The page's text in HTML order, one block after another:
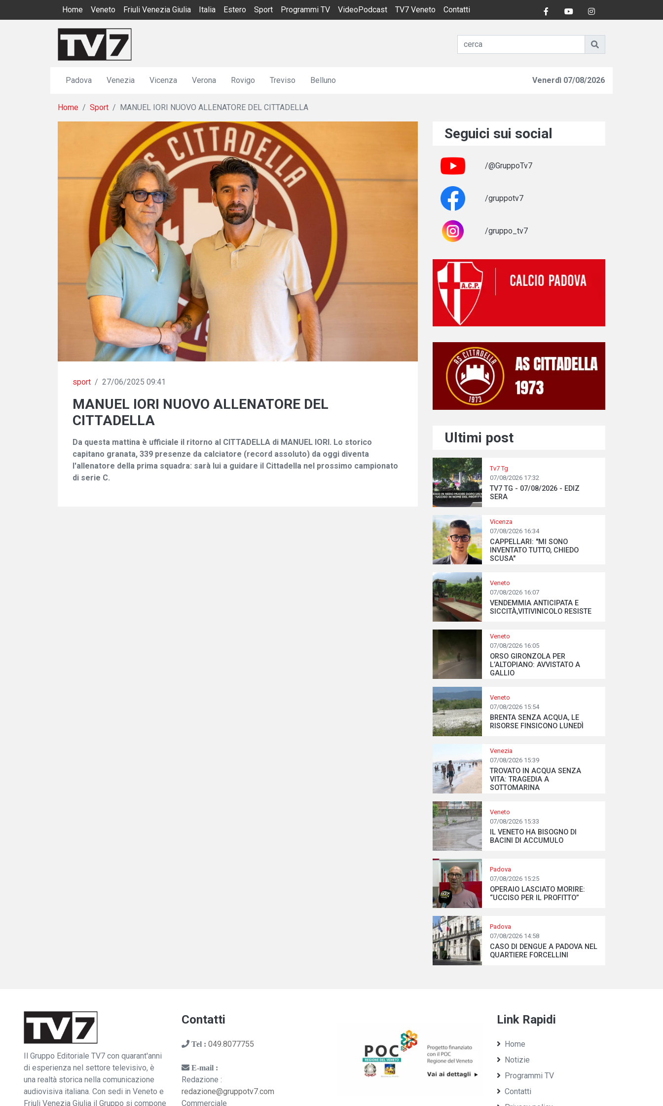
Home Veneto Friuli Venezia Giulia Italia Estero Sport Programmi TV VideoPodcast TV7 Veneto Contatti
Padova Venezia Vicenza Verona Rovigo Treviso Belluno Venerdì 07/08/2026
Home Sport MANUEL IORI NUOVO ALLENATORE DEL CITTADELLA
sport / 27/06/2025 09:41
MANUEL IORI NUOVO ALLENATORE DEL
CITTADELLA
Da questa mattina è ufficiale il ritorno al CITTADELLA di MANUEL IORI. Lo storico
capitano granata, 339 presenze da calciatore (record assoluto) da oggi diventa
l'allenatore della prima squadra: sarà lui a guidare il Cittadella nel prossimo campionato
di serie C.
Seguici sui social
/@GruppoTv7
/gruppotv7
/gruppo_tv7
Ultimi post
Tv7 Tg
07/08/2026 17:32
TV7 TG - 07/08/2026 - EDIZ
SERA
Vicenza
07/08/2026 16:34
CAPPELLARI: "MI SONO
INVENTATO TUTTO, CHIEDO
SCUSA"
Veneto
07/08/2026 16:07
VENDEMMIA ANTICIPATA E
SICCITÀ,VITIVINICOLO RESISTE
Veneto
07/08/2026 16:05
ORSO GIRONZOLA PER
L’ALTOPIANO: AVVISTATO A
GALLIO
Veneto
07/08/2026 15:54
BRENTA SENZA ACQUA, LE
RISORSE FINSICONO LUNEDÌ
Venezia
07/08/2026 15:39
TROVATO IN ACQUA SENZA
VITA: TRAGEDIA A
SOTTOMARINA
Veneto
07/08/2026 15:33
IL VENETO HA BISOGNO DI
BACINI DI ACCUMULO
Padova
07/08/2026 15:25
OPERAIO LASCIATO MORIRE:
“UCCISO PER IL PROFITTO”
Padova
07/08/2026 14:58
CASO DI DENGUE A PADOVA NEL
QUARTIERE FORCELLINI
Il Gruppo Editoriale TV7 con quarant'anni
di esperienza nel settore televisivo, è
una realtà storica nella comunicazione
audiovisiva italiana. Con sedi in Veneto e
Friuli Venezia Giulia il Gruppo si compone
Contatti
Tel : 049.8077755
E-mail :
Redazione :
redazione@gruppotv7.com
Commerciale
Link Rapidi
Home
Notizie
Programmi TV
Contatti